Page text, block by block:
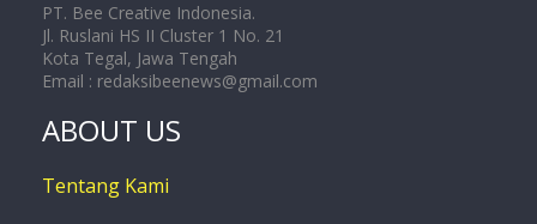
PT. Bee Creative Indonesia.
Jl. Ruslani HS II Cluster 1 No. 21
Kota Tegal, Jawa Tengah
Email : redaksibeenews@gmail.com
ABOUT US
Tentang Kami